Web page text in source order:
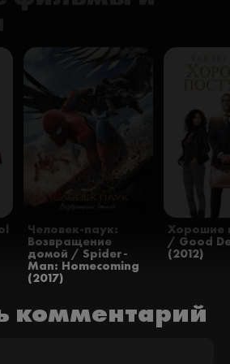
Человек-паук:
Возвращение
домой / Spider-
Man: Homecoming
(2017)
Хорошие
/ Good
(2012)
комментарий